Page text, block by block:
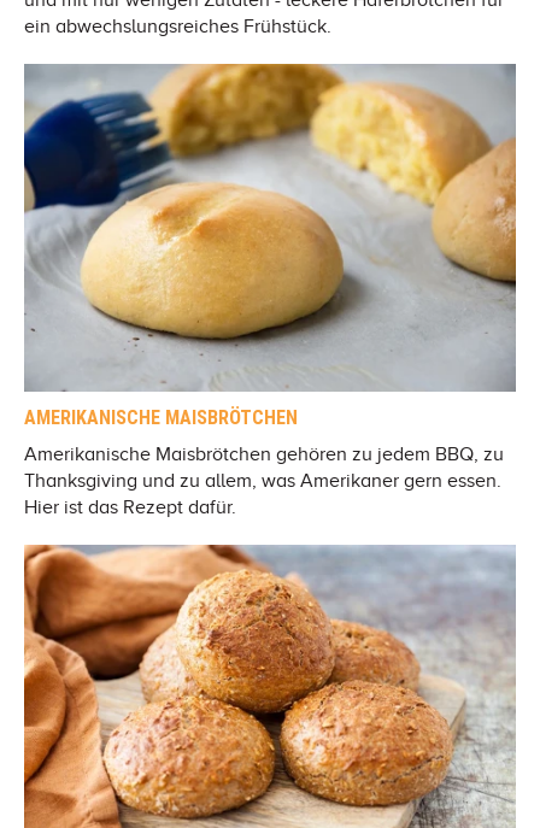
ein abwechslungsreiches Frühstück.
AMERIKANISCHE MAISBRÖTCHEN
Amerikanische Maisbrötchen gehören zu jedem BBQ, zu
Thanksgiving und zu allem, was Amerikaner gern essen.
Hier ist das Rezept dafür.